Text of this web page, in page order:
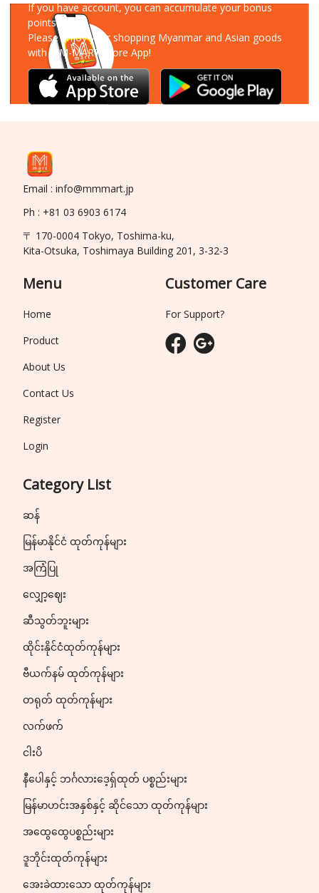
If you have account, you can accumulate your bonus
points!
Please enjoy your shopping Myanmar and Asian goods
with MM-MART Store App!
Email : info@mmmart.jp
Ph : +81 03 6903 6174
〒 170-0004 Tokyo, Toshima-ku,
Kita-Otsuka, Toshimaya Building 201, 3-32-3
Menu
Home
Product
About Us
Contact Us
Register
Login
Category List
ဆန်
မြန်မာနိုင်ငံ ထုတ်ကုန်များ
အကြံပြု
လျှော့ဈေး
ဆီသွတ်ဘူးများ
ထိုင်းနိုင်ငံထုတ်ကုန်များ
ဗီယက်နမ် ထုတ်ကုန်များ
တရုတ် ထုတ်ကုန်များ
လက်ဖက်
ငါးပိ
နီပေါနှင့် ဘင်္ဂလားဒေ့ရှ်ထုတ် ပစ္စည်းများ
မြန်မာဟင်းအနှစ်နှင့် ဆိုင်သော ထုတ်ကုန်များ
အထွေထွေပစ္စည်းများ
ဒူဘိုင်းထုတ်ကုန်များ
အေးခဲထားသော ထုတ်ကုန်များ
Customer Care
For Support?